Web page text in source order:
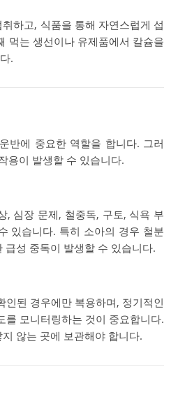
하고, 식품을 통해 자연스럽게 섭
먹는 생선이나 유제품에서 칼슘을
.
반에 중요한 역할을 합니다. 그러
용이 발생할 수 있습니다.
, 심장 문제, 철중독, 구토, 식욕 부
있습니다. 특히 소아의 경우 철분
급성 중독이 발생할 수 있습니다.
인된 경우에만 복용하며, 정기적인
를 모니터링하는 것이 중요합니다.
않는 곳에 보관해야 합니다.